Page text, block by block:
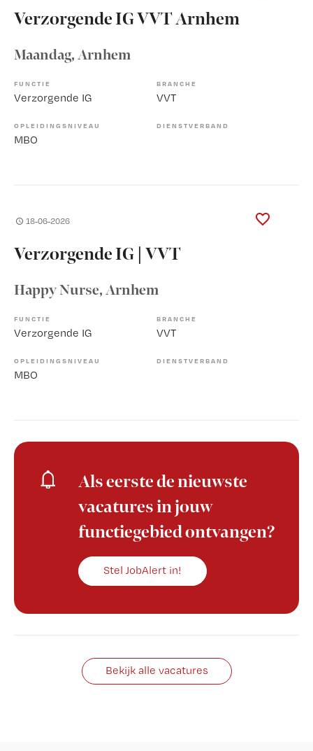
Verzorgende IG VVT Arnhem
Maandag, Arnhem
FUNCTIE
Verzorgende IG
BRANCHE
VVT
OPLEIDINGSNIVEAU
MBO
DIENSTVERBAND
18-06-2026
Verzorgende IG | VVT
Happy Nurse, Arnhem
FUNCTIE
Verzorgende IG
BRANCHE
VVT
OPLEIDINGSNIVEAU
MBO
DIENSTVERBAND
Als eerste de nieuwste
vacatures in jouw
functiegebied ontvangen?
Stel JobAlert in!
Bekijk alle vacatures